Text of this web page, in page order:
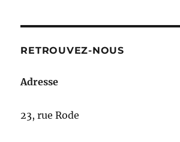
RETROUVEZ-NOUS
Adresse
23, rue Rode